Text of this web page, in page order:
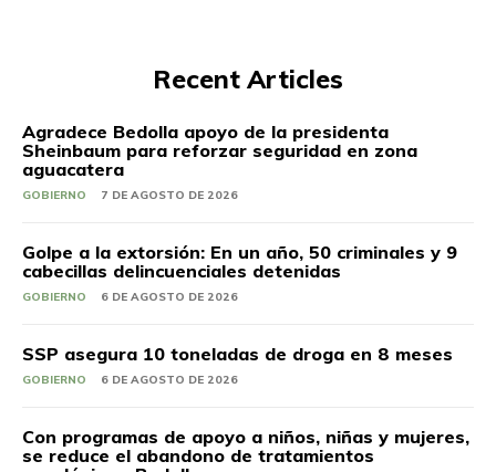
Recent Articles
Agradece Bedolla apoyo de la presidenta
Sheinbaum para reforzar seguridad en zona
aguacatera
GOBIERNO 7 DE AGOSTO DE 2026
Golpe a la extorsión: En un año, 50 criminales y 9
cabecillas delincuenciales detenidas
GOBIERNO 6 DE AGOSTO DE 2026
SSP asegura 10 toneladas de droga en 8 meses
GOBIERNO 6 DE AGOSTO DE 2026
Con programas de apoyo a niños, niñas y mujeres,
se reduce el abandono de tratamientos